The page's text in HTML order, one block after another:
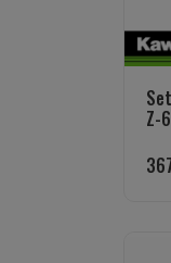
Z-